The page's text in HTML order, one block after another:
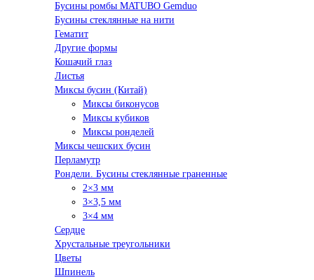
Бусины ромбы MATUBO Gemduo
Бусины стеклянные на нити
Гематит
Другие формы
Кошачий глаз
Листья
Миксы бусин (Китай)
Миксы биконусов
Миксы кубиков
Миксы ронделей
Миксы чешских бусин
Перламутр
Рондели. Бусины стеклянные граненные
2×3 мм
3×3,5 мм
3×4 мм
Сердце
Хрустальные треугольники
Цветы
Шпинель